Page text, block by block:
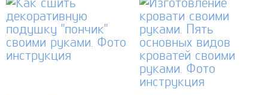
даже игрушек...
подушку для дивана
подробно расскажет этот
мастер класс, вам нужно
только запастись...